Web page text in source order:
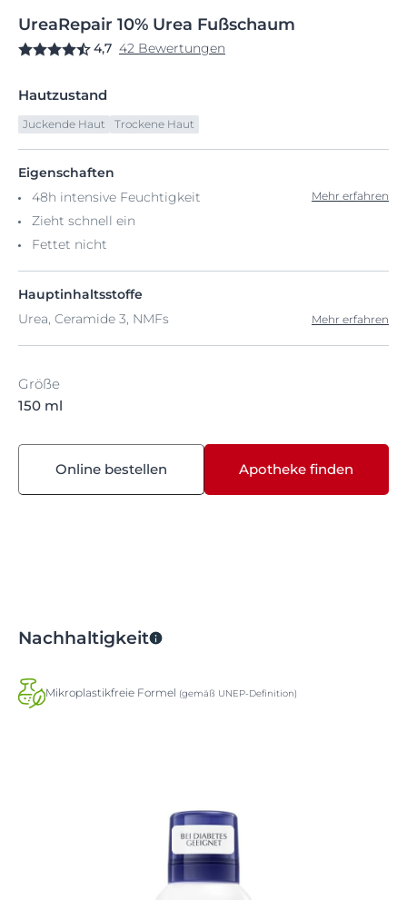
UreaRepair 10% Urea Fußschaum
4,7 42 Bewertungen
Hautzustand
Juckende Haut Trockene Haut
Eigenschaften
48h intensive Feuchtigkeit
Zieht schnell ein
Fettet nicht
Mehr erfahren
Hauptinhaltsstoffe
Urea, Ceramide 3, NMFs
Mehr erfahren
Größe
150 ml
Online bestellen Apotheke finden
Nachhaltigkeit
Mikroplastikfreie Formel (gemäß UNEP-Definition)